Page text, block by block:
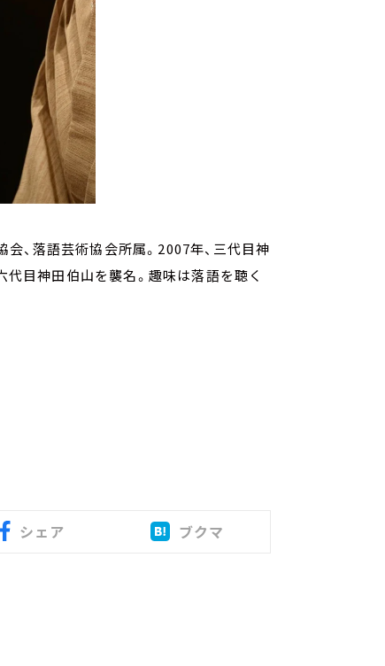
、落語芸術協会所属。2007年、三代目神
代目神田伯山を襲名。趣味は落語を聴く
シェア ブクマ